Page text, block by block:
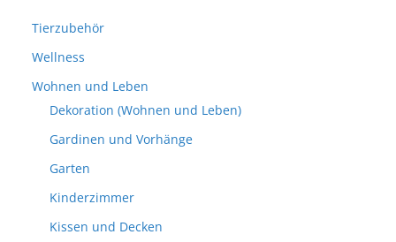
Tierzubehör
Wellness
Wohnen und Leben
Dekoration (Wohnen und Leben)
Gardinen und Vorhänge
Garten
Kinderzimmer
Kissen und Decken